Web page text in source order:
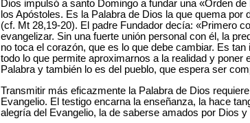
Dios impulsó a santo Domingo a fundar una «Orden
los Apóstoles. Es la Palabra de Dios la que quema
(cf. Mt 28,19-20). El padre Fundador decía: «Primero
evangelizar. Sin una fuerte unión personal con él, la
no toca el corazón, que es lo que debe cambiar. Es
todo lo que permite aproximarnos a la realidad y
Palabra y también lo es del pueblo, que espera ser
Transmitir más eficazmente la Palabra de Dios
Evangelio. El testigo encarna la enseñanza, la hace
alegría del Evangelio, la de saberse amados por Dios